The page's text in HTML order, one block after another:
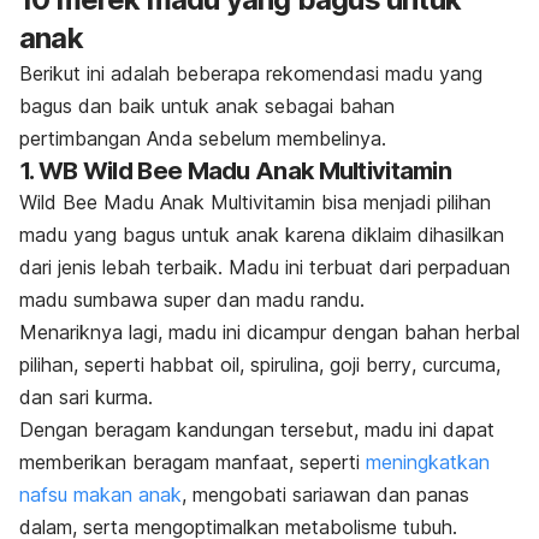
anak
Berikut ini adalah beberapa rekomendasi madu yang
bagus dan baik untuk anak sebagai bahan
pertimbangan Anda sebelum membelinya.
1. WB Wild Bee Madu Anak Multivitamin
Wild Bee Madu Anak Multivitamin bisa menjadi pilihan
madu yang bagus untuk anak karena diklaim dihasilkan
dari jenis lebah terbaik. Madu ini terbuat dari perpaduan
madu sumbawa super dan madu randu.
Menariknya lagi, madu ini dicampur dengan bahan herbal
pilihan, seperti habbat oil, spirulina, goji berry, curcuma,
dan sari kurma.
Dengan beragam kandungan tersebut, madu ini dapat
memberikan beragam manfaat, seperti meningkatkan
nafsu makan anak, mengobati sariawan dan panas
dalam, serta mengoptimalkan metabolisme tubuh.